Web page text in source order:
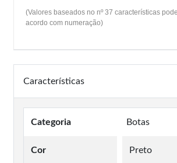
(Valores baseados no nº 37 características
acordo com numeração)
Características
Categoria Botas
Cor Preto